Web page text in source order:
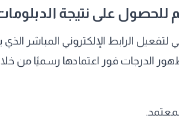
للحصول على نتيجة
لتفعيل الرابط الإلكتروني المباشر
الدرجات فور اعتمادها رسميًا من